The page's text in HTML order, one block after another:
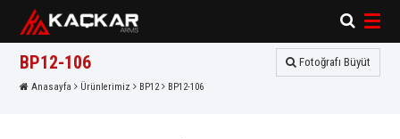
×
BP12-106
Anasayfa Ürünlerimiz BP12 BP12-106
Fotoğrafı Büyüt
×